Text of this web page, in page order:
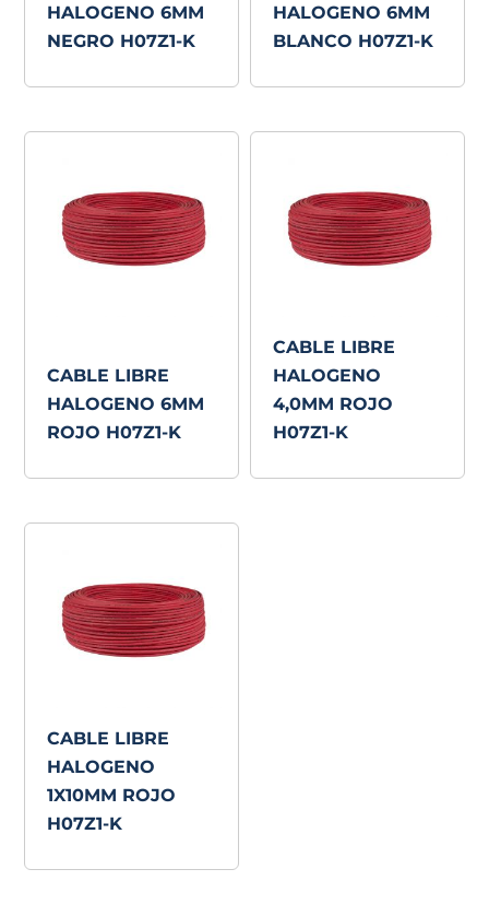
HALOGENO 6MM
NEGRO H07Z1-K
HALOGENO 6MM
BLANCO H07Z1-K
CABLE LIBRE
HALOGENO 6MM
ROJO H07Z1-K
CABLE LIBRE
HALOGENO
4,0MM ROJO
H07Z1-K
CABLE LIBRE
HALOGENO
1X10MM ROJO
H07Z1-K